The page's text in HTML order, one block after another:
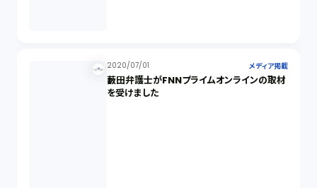
2020/07/01 メディア掲載
藪田弁護士がFNNプライムオンラインの取材
を受けました